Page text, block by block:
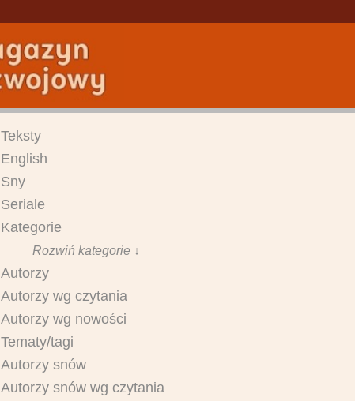
Teksty
English
Sny
Seriale
Kategorie
Rozwiń kategorie ↓
Autorzy
Autorzy wg czytania
Autorzy wg nowości
Tematy/tagi
Autorzy snów
Autorzy snów wg czytania